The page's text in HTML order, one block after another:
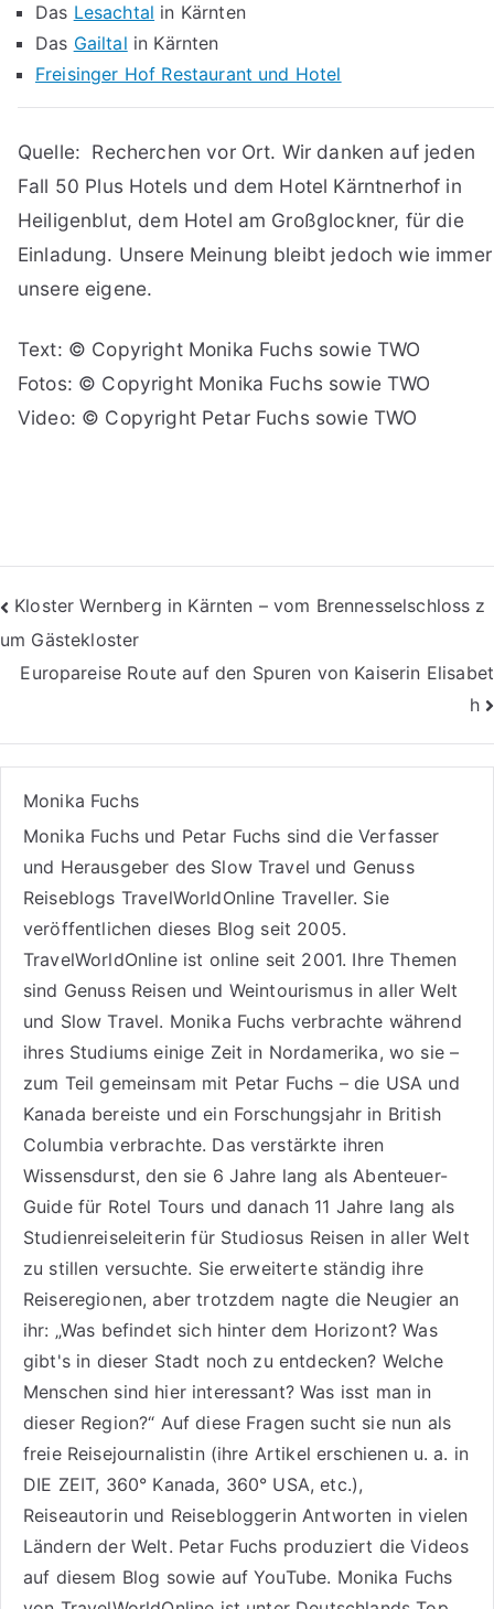
Das Lesachtal in Kärnten
Das Gailtal in Kärnten
Freisinger Hof Restaurant und Hotel
Quelle: Recherchen vor Ort. Wir danken auf jeden
Fall 50 Plus Hotels und dem Hotel Kärntnerhof in
Heiligenblut, dem Hotel am Großglockner, für die
Einladung. Unsere Meinung bleibt jedoch wie immer
unsere eigene.
Text: © Copyright Monika Fuchs sowie TWO
Fotos: © Copyright Monika Fuchs sowie TWO
Video: © Copyright Petar Fuchs sowie TWO
Beitragsnavigation
Kloster Wernberg in Kärnten – vom Brennesselschloss z
um Gästekloster
Europareise Route auf den Spuren von Kaiserin Elisabet
h
Monika Fuchs
Monika Fuchs und Petar Fuchs sind die Verfasser
und Herausgeber des Slow Travel und Genuss
Reiseblogs TravelWorldOnline Traveller. Sie
veröffentlichen dieses Blog seit 2005.
TravelWorldOnline ist online seit 2001. Ihre Themen
sind Genuss Reisenund Weintourismusin aller Welt
und Slow Travel. Monika Fuchs verbrachte während
ihres Studiums einige Zeit in Nordamerika, wo sie –
zum Teil gemeinsam mit Petar Fuchs – die USA und
Kanada bereiste und ein Forschungsjahr in British
Columbia verbrachte. Das verstärkte ihren
Wissensdurst, den sie 6 Jahre lang alsAbenteuer-
Guide für Rotel Tours und danach 11 Jahre lang als
Studienreiseleiterin für Studiosus Reisen in aller Welt
zu stillen versuchte. Sie erweiterte ständig ihre
Reiseregionen, aber trotzdem nagte die Neugier an
ihr: „Was befindet sich hinter dem Horizont? Was
gibt's in dieser Stadt noch zu entdecken? Welche
Menschen sind hier interessant? Was isst man in
dieser Region?“ Auf diese Fragen sucht sie nun als
freie Reisejournalistin (ihre Artikel erschienen u. a. in
DIE ZEIT, 360° Kanada, 360° USA, etc.),
Reiseautorinund Reisebloggerin Antworten in vielen
Ländern der Welt. Petar Fuchs produziert die Videos
auf diesem Blog sowie aufYouTube. Monika Fuchs